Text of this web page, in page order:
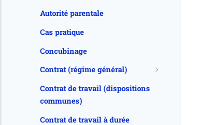
Autorité parentale
Cas pratique
Concubinage
Contrat (régime général)
Contrat de travail (dispositions
communes)
Contrat de travail à durée